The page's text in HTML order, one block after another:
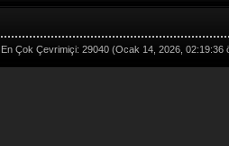
. En Çok Çevrimiçi: 29040 (Ocak 14, 2026, 02:19:36